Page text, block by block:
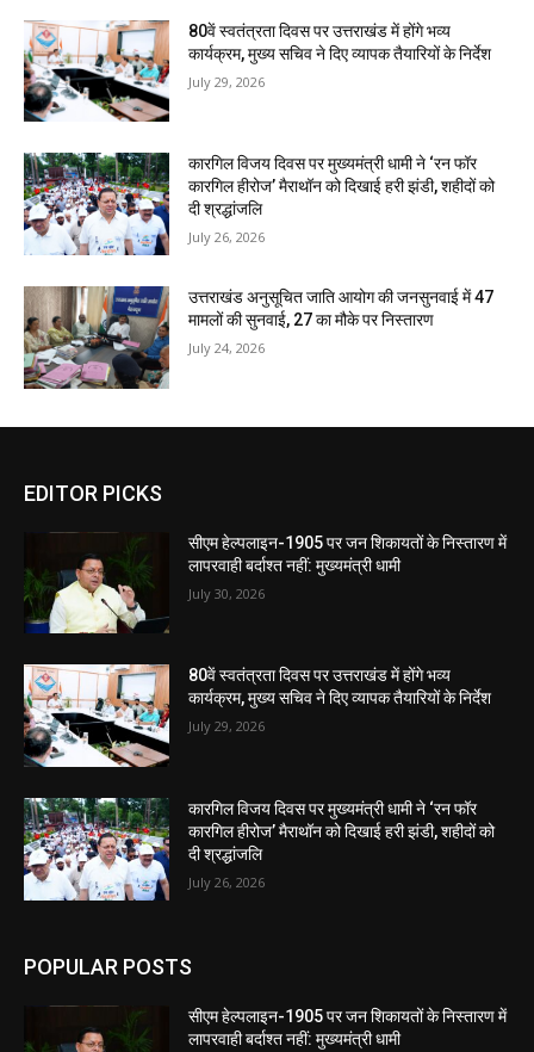
80वें स्वतंत्रता दिवस पर उत्तराखंड में होंगे भव्य
कार्यक्रम, मुख्य सचिव ने दिए व्यापक तैयारियों के निर्देश
July 29, 2026
कारगिल विजय दिवस पर मुख्यमंत्री धामी ने ‘रन फॉर
कारगिल हीरोज’ मैराथॉन को दिखाई हरी झंडी, शहीदों को
दी श्रद्धांजलि
July 26, 2026
उत्तराखंड अनुसूचित जाति आयोग की जनसुनवाई में 47
मामलों की सुनवाई, 27 का मौके पर निस्तारण
July 24, 2026
EDITOR PICKS
सीएम हेल्पलाइन-1905 पर जन शिकायतों के निस्तारण में
लापरवाही बर्दाश्त नहीं: मुख्यमंत्री धामी
July 30, 2026
80वें स्वतंत्रता दिवस पर उत्तराखंड में होंगे भव्य
कार्यक्रम, मुख्य सचिव ने दिए व्यापक तैयारियों के निर्देश
July 29, 2026
कारगिल विजय दिवस पर मुख्यमंत्री धामी ने ‘रन फॉर
कारगिल हीरोज’ मैराथॉन को दिखाई हरी झंडी, शहीदों को
दी श्रद्धांजलि
July 26, 2026
POPULAR POSTS
सीएम हेल्पलाइन-1905 पर जन शिकायतों के निस्तारण में
लापरवाही बर्दाश्त नहीं: मुख्यमंत्री धामी